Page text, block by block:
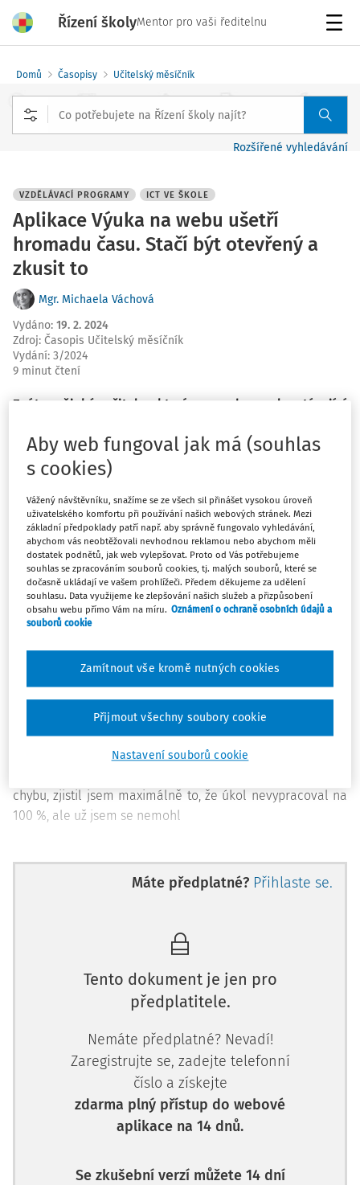
Řízení školyMentor pro vaši ředitelnu
Domů Časopisy Učitelský měsíčník
Rozšířené vyhledávání
VZDĚLÁVACÍ PROGRAMY ICT VE ŠKOLE
Aplikace Výuka na webu ušetří
hromadu času. Stačí být otevřený a
zkusit to
Mgr. Michaela Váchová
Vydáno: 19. 2. 2024
Zdroj: Časopis Učitelský měsíčník
Vydání: 3/2024
9 minut čtení
Znáte nějaké učitele, kterým nevyhovovaly stávající
dovolte mi vám jednoho takového pana učitele
představit. Jmenuje se Martin Stříbný a je autorem
webové aplikace s názvem Výuka na webu. Jejím
hlavním cílem je pedagogům ušetřit co nejvíce času,
ukázat jim, který žák je v daném učivu zdatný a který
naopak potřebuje pomoct, nabízí okamžitou zpětnou
vazbu a krom toho i zpestří výuku.
Kdy jste začal webovou aplikaci Výuka na webu vyvíjet a
co bylo impulsem?
Učitelem nejsem odjakživa. Původně jsem „ajťák“ a do
školství jsem přišel v době covidu. Rovnýma nohama jsem
online nástroje, které bych mohl ve výuce využívat.
Bohužel jsem zjistil, že neexistuje takový, který bych
potřeboval. To, co mi chybělo nejvíc, byla možnost
chybu, zjistil jsem maximálně to, že úkol nevypracoval na
100 %, ale už jsem se nemohl
Máte předplatné? Přihlaste se.
Tento dokument je jen pro
předplatitele.
Nemáte předplatné? Nevadí!
Zaregistrujte se, zadejte telefonní
číslo a získejte
zdarma plný přístup do webové
aplikace na 14 dnů.
Se zkušební verzí můžete 14 dní
Aby web fungoval jak má (souhlas
s cookies)
Vážený návštěvníku, snažíme se ze všech sil přinášet vysokou úroveň
uživatelského komfortu při používání našich webových stránek. Mezi
základní předpoklady patří např. aby správně fungovalo vyhledávání,
abychom vás neobtěžovali nevhodnou reklamou nebo abychom měli
dostatek podnětů, jak web vylepšovat. Proto od Vás potřebujeme
souhlas se zpracováním souborů cookies, tj. malých souborů, které se
dočasně ukládají ve vašem prohlížeči. Předem děkujeme za udělení
souhlasu. Data využijeme ke zlepšování našich služeb a přizpůsobení
obsahu webu přímo Vám na míru. Oznámení o ochraně osobních údajů a
souborů cookie
Nastavení souborů cookie
Zamítnout vše kromě nutných cookies
Přijmout všechny soubory cookie